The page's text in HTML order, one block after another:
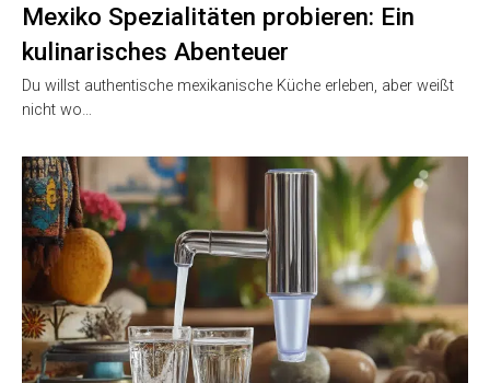
Mexiko Spezialitäten probieren: Ein
kulinarisches Abenteuer
Du willst authentische mexikanische Küche erleben, aber weißt
nicht wo…